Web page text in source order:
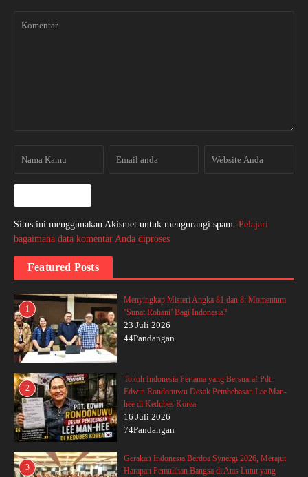
Situs ini menggunakan Akismet untuk mengurangi spam. Pelajari
bagaimana data komentar Anda diproses
Featured Posts
1
Menyingkap Misteri Angka 81 dan 8: Momentum
‘Sunat Rohani’ Bagi Indonesia?
23 Juli 2026
44Pandangan
2
Tokoh Indonesia Pertama yang Bersuara! Pdt.
Edwin Rondonuwu Desak Pembebasan Lee Man-
hee di Kedubes Korea
16 Juli 2026
74Pandangan
3
Gerakan Indonesia Berdoa Synergi 2026, Merajut
Harapan Pemulihan Bangsa di Atas Lutut yang